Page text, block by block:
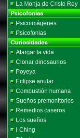
La Monja de Cristo Rey
Psicoimágenes
Psicofonias
Alargar la vida
Clonar dinosaurios
Poyeya
Eclipse anular
Combustión humana
Sueños premonitorios
Remedios caseros
Los sueños
I-Ching